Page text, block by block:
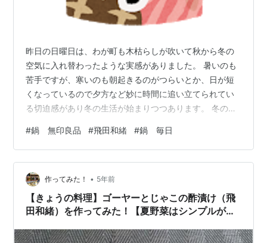
昨日の日曜日は、わが町も木枯らしが吹いて秋から冬の
空気に入れ替わったような実感がありました。 暑いのも
苦手ですが、寒いのも朝起きるのがつらいとか、日が短
くなっているので夕方など妙に時間に追い立てられてい
る切迫感があり冬の生活が始まりつつあります。 冬の生
飯時に毎回、野菜サラダを食べていたのですが、これが
冬になると毎回、お鍋の日々が続きます。 お鍋一つで野
菜やお肉、魚介類も入れてしまえば自然と栄養バランス
も良くなります。 スープの味もスーパーで色々な味のス
ープを各メーカー出していますし、自宅で味付けするス
ープも好きです。 一番好きなのは白だしと…
#鍋 無印良品 #飛田和緒 #鍋 毎日
作ってみた！ • 5年前
【きょうの料理】ゴーヤーとじゃこの酢漬け（飛
田和緒）を作ってみた！【夏野菜はシンプルがご